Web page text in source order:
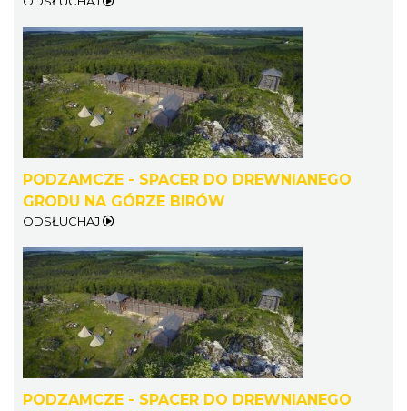
PODZAMCZE - SPACER DO DREWNIANEGO
GRODU NA GÓRZE BIRÓW
ODSŁUCHAJ
PODZAMCZE - SPACER DO DREWNIANEGO